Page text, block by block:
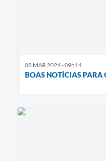
08 MAR 2024 - 09h14
BOAS NOTÍCIAS